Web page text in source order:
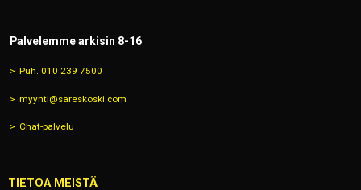
Palvelemme arkisin 8-16
Puh. 010 239 7500
myynti@sareskoski.com
Chat-palvelu
TIETOA MEISTÄ